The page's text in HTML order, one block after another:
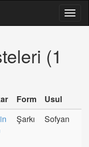
(1
Form
Usul
Şarkı Sofyan